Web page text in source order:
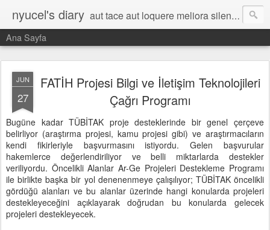
nyucel's diary aut tace aut loquere meliora silentio
Ana Sayfa
JUN
27
FATİH Projesi Bilgi ve İletişim Teknolojileri
Çağrı Programı
Bugüne kadar TÜBİTAK proje desteklerinde bir genel çerçeve
belirliyor (araştırma projesi, kamu projesi gibi) ve araştırmacıların
kendi fikirleriyle başvurmasını istiyordu. Gelen başvurular
hakemlerce değerlendiriliyor ve belli miktarlarda destekler
veriliyordu. Öncelikli Alanlar Ar-Ge Projeleri Destekleme Programı
ile birlikte başka bir yol denenenmeye çalışılıyor; TÜBİTAK öncelikli
gördüğü alanları ve bu alanlar üzerinde hangi konularda projeleri
destekleyeceğini açıklayarak doğrudan bu konularda gelecek
projeleri destekleyecek.